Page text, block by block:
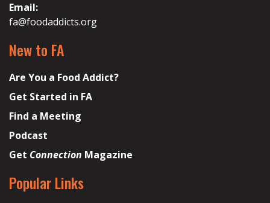
Email:
fa@foodaddicts.org
New to FA
Are You a Food Addict?
Get Started in FA
Find a Meeting
Podcast
Get Connection Magazine
Popular Links